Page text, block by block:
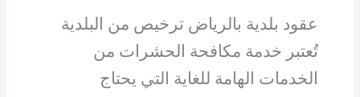
عقود بلدية بالرياض ترخيص من البلدية
تُعتبر خدمة مكافحة الحشرات من
الخدمات الهامة للغاية التي يحتاج